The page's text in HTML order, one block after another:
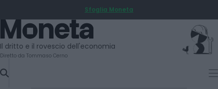
TO
CONTENT
Sfoglia Moneta
Moneta
Il dritto e il rovescio dell'economia
Diretto da Tommaso Cerno